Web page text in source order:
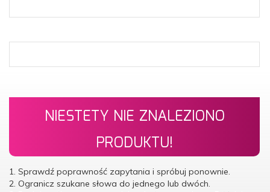
NIESTETY NIE ZNALEZIONO
PRODUKTU!
1. Sprawdź poprawność zapytania i spróbuj ponownie.
2. Ogranicz szukane słowa do jednego lub dwóch.